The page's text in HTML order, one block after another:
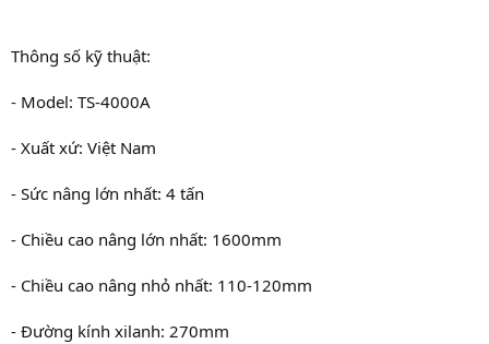
Thông số kỹ thuật:
- Model: TS-4000A
- Xuất xứ: Việt Nam
- Sức nâng lớn nhất: 4 tấn
- Chiều cao nâng lớn nhất: 1600mm
- Chiều cao nâng nhỏ nhất: 110-120mm
- Đường kính xilanh: 270mm